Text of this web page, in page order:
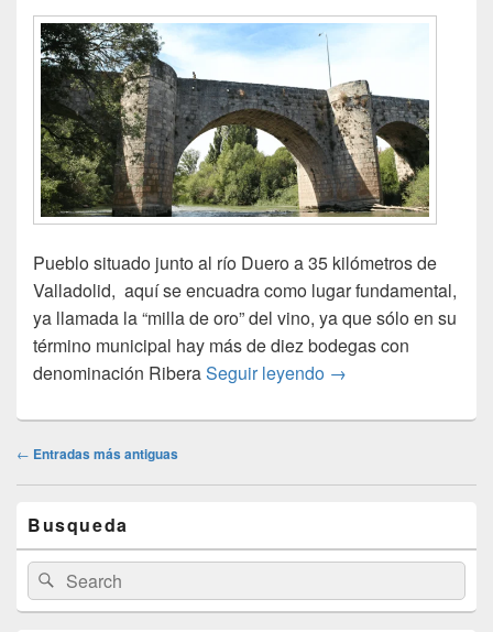
Pueblo situado junto al río Duero a 35 kilómetros de
Valladolid, aquí se encuadra como lugar fundamental,
ya llamada la “milla de oro” del vino, ya que sólo en su
término municipal hay más de diez bodegas con
denominación RiberaSeguir leyendo Inauguración área
→
Navegación
← Entradas más antiguas
área
de
widget
barra
lateral
Busqueda
Buscar
por:
Buscar